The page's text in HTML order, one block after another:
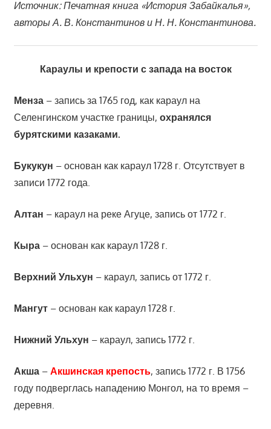
Источник: Печатная книга «История Забайкалья»,
авторы А. В. Константинов и Н. Н. Константинова.
Караулы и крепости сзапада на восток
Менза – запись за 1765 год, как караул на
Селенгинском участке границы, охранялся
бурятскими казаками.
Букукун – основан как караул 1728 г. Отсутствует в
записи 1772 года.
Алтан – караул на реке Агуце, запись от 1772 г.
Кыра– основан как караул 1728 г.
Верхний Ульхун – караул, запись от 1772 г.
Мангут– основан как караул 1728 г.
Нижний Ульхун – караул, запись 1772 г.
Акша– Акшинская крепость, запись 1772 г. В 1756
году подверглась нападению Монгол, на то время –
деревня.